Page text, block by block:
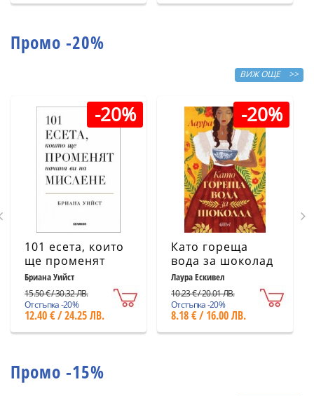
Промо -20%
ВИЖ ОЩЕ >>
-20%
101 есета, които
ще променят
начина ви на
мислене
Бриана Уийст
15.50 € / 30.32 ЛВ.
Отстъпка -20%
12.40 € / 24.25 ЛВ.
-20%
Като гореща
вода за шоколад
(ново издание)
Лаура Ескивел
10.23 € / 20.01 ЛВ.
Отстъпка -20%
8.18 € / 16.00 ЛВ.
Промо -15%